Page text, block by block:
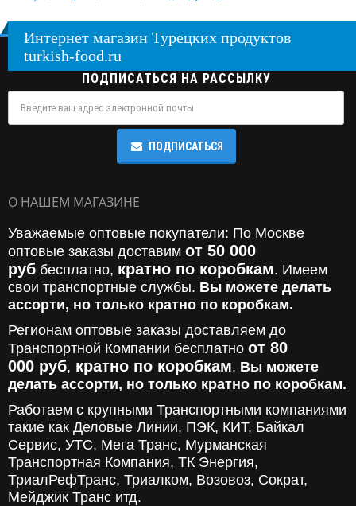
Интернет магазин Турецких продуктов
turkish-food.ru
ПОДПИСАТЬСЯ НА РАССЫЛКУ
ПОДПИСАТЬСЯ
О НАШЕМ МАГАЗИНЕ
Уважаемые оптовые покупатели: По Москве
оптовые заказы доставим от 50 000
руб бесплатно, кратно по коробкам. Имеем
свои транспортные службы. Вы можете делать
ассорти, но только кратно по коробкам.
Регионам оптовые заказы доставляем до
Транспортной Компании бесплатно от 80
000 руб, кратно по коробкам. Вы можете
делать ассорти, но только кратно по коробкам.
Работаем с крупными Транспортными компаниями
такие как Деловые Линии, ПЭК, КИТ, Байкал
Сервис, УТС, Мега Транс, Мурманская
Транспортная Компания, ТК Энергия,
ТриалРефТранс, Триалком, Возовоз, Сократ,
Мейджик Транс итд.